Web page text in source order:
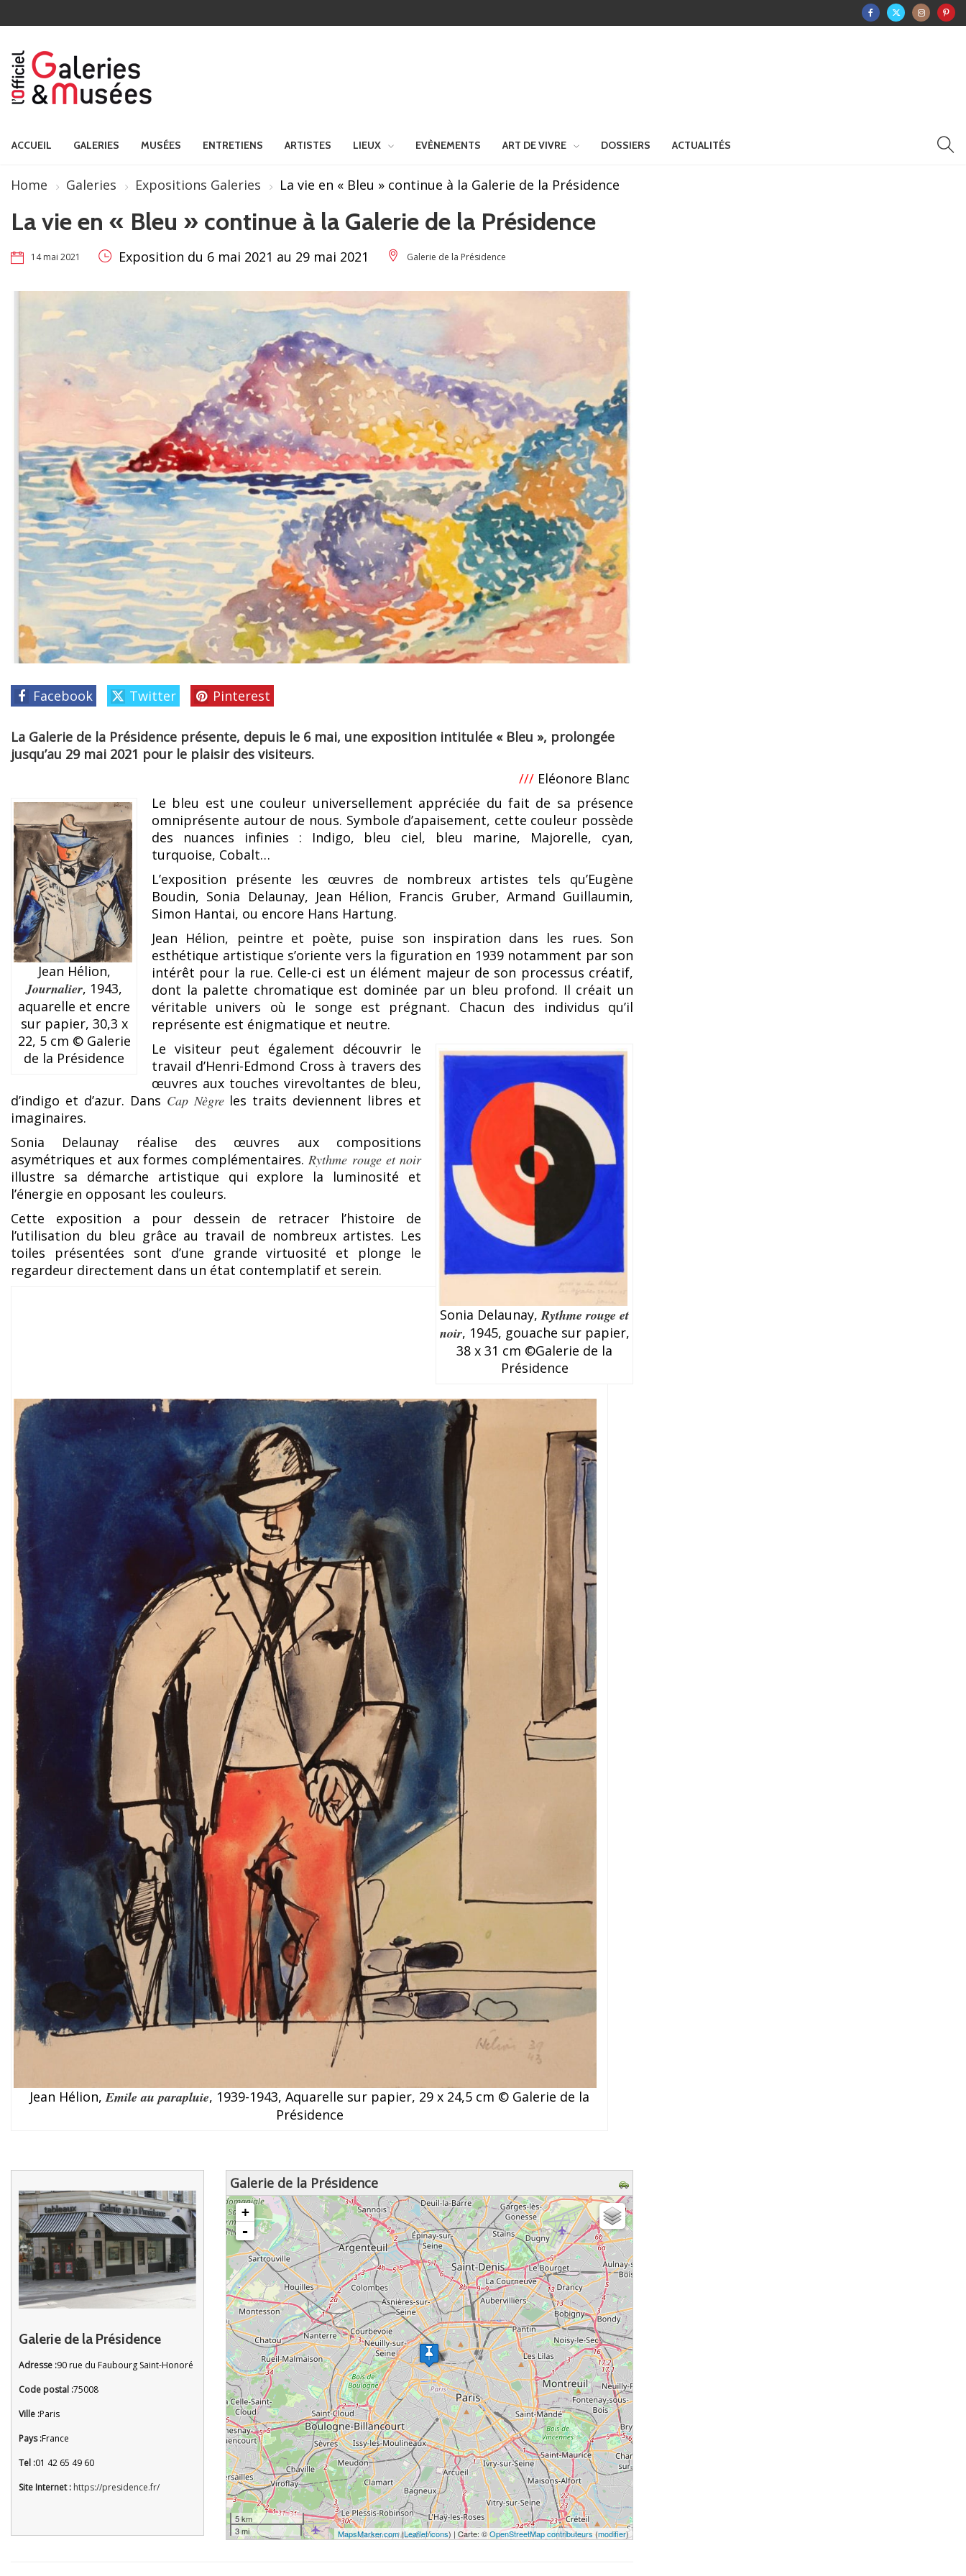
ACCUEIL GALERIES MUSÉES ENTRETIENS ARTISTES LIEUX EVÈNEMENTS ART DE VIVRE DOSSIERS ACTUALITÉS
Home Galeries Expositions Galeries La vie en « Bleu » continue à la Galerie de la Présidence
La vie en « Bleu » continue à la Galerie de la Présidence
14 mai 2021 Exposition du 6 mai 2021 au 29 mai 2021 Galerie de la Présidence
Facebook Twitter Pinterest
La Galerie de la Présidence présente, depuis le 6 mai, une exposition intitulée « Bleu », prolongée
jusqu’au 29 mai 2021 pour le plaisir des visiteurs.
/// Eléonore Blanc
Jean Hélion,
Journalier, 1943,
aquarelle et encre
sur papier, 30,3 x
22, 5 cm © Galerie
de la Présidence
Le bleu est une couleur universellement appréciée du fait de sa présence
omniprésente autour de nous. Symbole d’apaisement, cette couleur possède
des nuances infinies : Indigo, bleu ciel, bleu marine, Majorelle, cyan,
turquoise, Cobalt…
L’exposition présente les œuvres de nombreux artistes tels qu’Eugène
Boudin, Sonia Delaunay, Jean Hélion, Francis Gruber, Armand Guillaumin,
Simon Hantai, ou encore Hans Hartung.
Jean Hélion, peintre et poète, puise son inspiration dans les rues. Son
esthétique artistique s’oriente vers la figuration en 1939 notamment par son
intérêt pour la rue. Celle-ci est un élément majeur de son processus créatif,
dont la palette chromatique est dominée par un bleu profond. Il créait un
véritable univers où le songe est prégnant. Chacun des individus qu’il
représente est énigmatique et neutre.
Sonia Delaunay,Rythme rouge et
noir, 1945, gouache sur papier,
38 x 31 cm ©Galerie de la
Présidence
Le visiteur peut également découvrir le
travail d’Henri-Edmond Cross à travers des
œuvres aux touches virevoltantes de bleu,
d’indigo et d’azur. Dans Cap Nègreles traits deviennent libres et
imaginaires.
Sonia Delaunay réalise des œuvres aux compositions
asymétriques et aux formes complémentaires.Rythme rouge et noir
illustre sa démarche artistique qui explore la luminosité et
l’énergie en opposant les couleurs.
Cette exposition a pour dessein de retracer l’histoire de
l’utilisation du bleu grâce au travail de nombreux artistes. Les
toiles présentées sont d’une grande virtuosité et plonge le
regardeur directement dans un état contemplatif et serein.
Jean Hélion,Emile au parapluie, 1939-1943, Aquarelle sur papier, 29 x 24,5 cm © Galerie de la
Présidence
Galerie de la Présidence
Adresse :90 rue du Faubourg Saint-Honoré
Code postal :75008
Ville :Paris
Pays :France
Tel :01 42 65 49 60
Site Internet : https://presidence.fr/
Galerie de la Présidence
chargement de la carte - veuillez patienter...
+
-
5 km
3 mi
MapsMarker.com(Leaflet/icons) | Carte: ©OpenStreetMap contributeurs(modifier)